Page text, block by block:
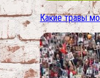
Какие травы